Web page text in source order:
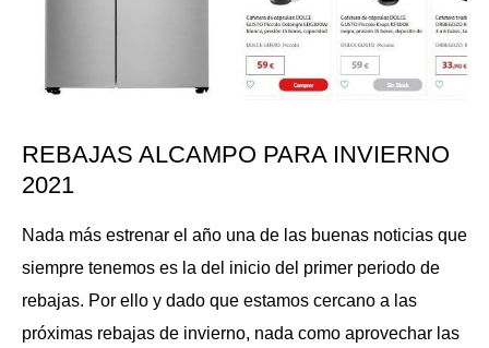
REBAJAS ALCAMPO PARA INVIERNO
2021
Nada más estrenar el año una de las buenas noticias que
siempre tenemos es la del inicio del primer periodo de
rebajas. Por ello y dado que estamos cercano a las
próximas rebajas de invierno, nada como aprovechar las